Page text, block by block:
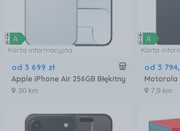
Karta informacyjna
od 3 699 zł
Apple iPhone Air 256GB Błękitny
30 km
Karta
od 3 794,
7,9 km